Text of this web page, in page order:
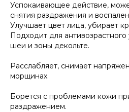
Успокаивающее действие,
снятия раздражения и
Улучшает цвет лица, убирает
Подходит для
шеи и зоны декольте.
Расслабляет, снимает
морщинах.
Борется с проблемами кожи
раздражением.